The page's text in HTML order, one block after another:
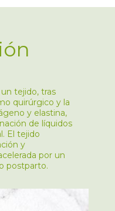
tejido, tras
quirúrgico y la
y elastina,
de líquidos
El tejido
y
por un
postparto.